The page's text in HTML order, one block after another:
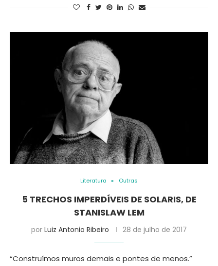
Literatura Outras
5 TRECHOS IMPERDÍVEIS DE SOLARIS, DE
STANISLAW LEM
por Luiz Antonio Ribeiro 28 de julho de 2017
“Construímos muros demais e pontes de menos.”